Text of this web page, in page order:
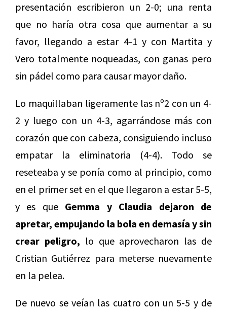
presentación escribieron un 2-0; una renta
que no haría otra cosa que aumentar a su
favor, llegando a estar 4-1 y con Martita y
Vero totalmente noqueadas, con ganas pero
sin pádel como para causar mayor daño.
Lo maquillaban ligeramente las nº2 con un 4-
2 y luego con un 4-3, agarrándose más con
corazón que con cabeza, consiguiendo incluso
empatar la eliminatoria (4-4). Todo se
reseteaba y se ponía como al principio, como
en el primer set en el que llegaron a estar 5-5,
y es que Gemma y Claudia dejaron de
apretar, empujando la bola en demasía y sin
crear peligro, lo que aprovecharon las de
Cristian Gutiérrez para meterse nuevamente
en la pelea.
De nuevo se veían las cuatro con un 5-5 y de